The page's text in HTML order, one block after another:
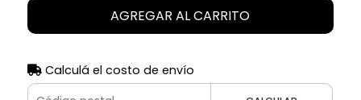
AGREGAR AL CARRITO
Calculá el costo de envío